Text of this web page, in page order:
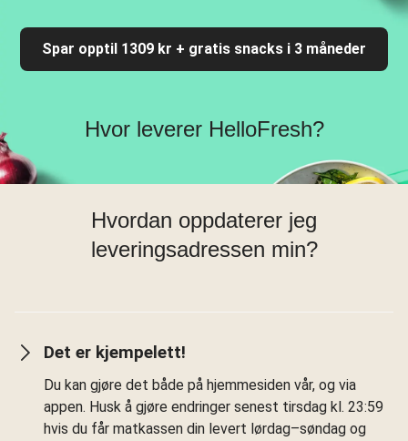
Spar opptil 1309 kr + gratis snacks i 3 måneder
Hvor leverer HelloFresh?
Hvordan oppdaterer jeg
leveringsadressen min?
Det er kjempelett!
Du kan gjøre det både på hjemmesiden vår, og via
appen. Husk å gjøre endringer senest tirsdag kl. 23:59
hvis du får matkassen din levert lørdag–søndag og